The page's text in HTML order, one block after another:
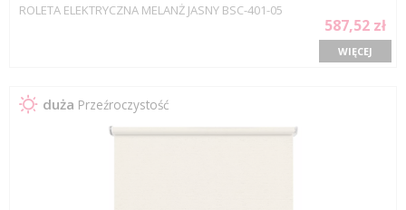
ROLETA ELEKTRYCZNA MELANŻ JASNY BSC-401-05
587,52 zł
WIĘCEJ
duża Przeźroczystość